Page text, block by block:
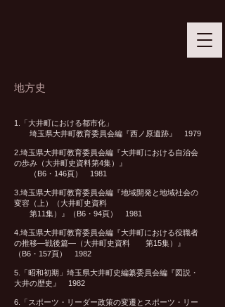
地方史
1.「大井町における都市化」
埼玉県大井町教育委員会編『西ノ原遺跡』 1979
2.埼玉県大井町教育委員会編『大井町における自治会
の歩み（大井町史資料第4集）』
（B6・146頁） 1981
3.埼玉県大井町教育委員会編『地域開発と地域社会の
変容（上）（大井町史資料
第11集）』（B6・94頁） 1981
4.埼玉県大井町教育委員会編『大井町における役職者
の推移—戦後篇—（大井町史資料 第15集）』
（B6・157頁） 1982
5.「昭和初期」埼玉県大井町史編纂委員会編『図説・
大井の歴史』 1982
6.「スポーツ・リーダー政策の変遷とスポーツ・リー